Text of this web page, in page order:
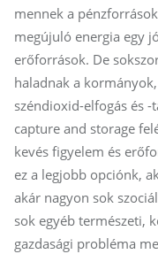
mennek a
megújuló energia egy
erőforrások. De
haladnak a
széndioxid-elfogás és
capture and storage
kevés figyelem és
ez a legjobb opciónk,
akár nagyon sok
sok egyéb természeti,
gazdasági probléma